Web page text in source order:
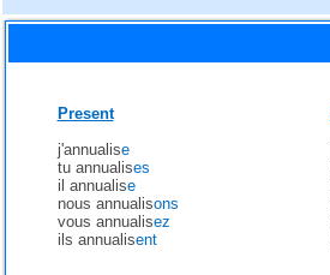
Present
j'annualise
tu annualises
il annualise
nous annualisons
vous annualisez
ils annualisent